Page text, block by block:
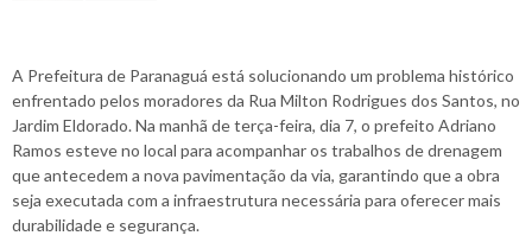
A Prefeitura de Paranaguá está solucionando um problema histórico
enfrentado pelos moradores da Rua Milton Rodrigues dos Santos, no
Jardim Eldorado. Na manhã de terça-feira, dia 7, o prefeito Adriano
Ramos esteve no local para acompanhar os trabalhos de drenagem
que antecedem a nova pavimentação da via, garantindo que a obra
seja executada com a infraestrutura necessária para oferecer mais
durabilidade e segurança.